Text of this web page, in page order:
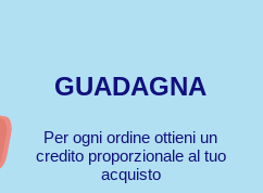
GUADAGNA
Per ogni ordine ottieni un
credito proporzionale al tuo
acquisto